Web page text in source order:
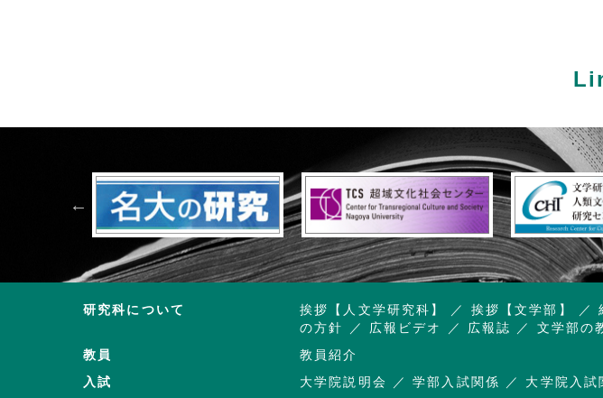
研究科について 挨拶【人文学研究科】 挨拶【文学部】
の方針
広報ビデオ 広報誌 文学部の
教員
教員紹介
入試
大学院説明会 学部入試関係 大学院入試